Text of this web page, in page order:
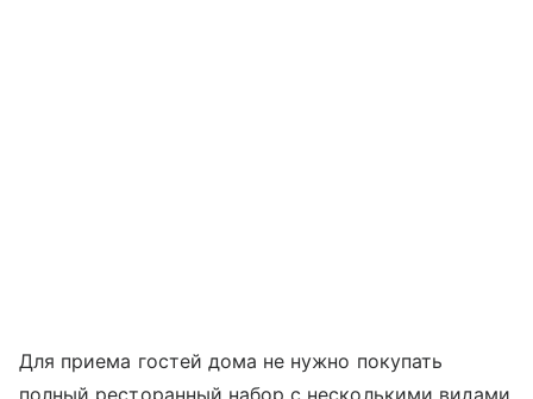
Для приема гостей дома не нужно покупать